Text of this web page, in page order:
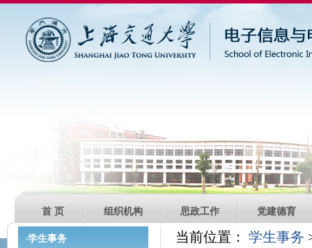
首 页 组织机构 思政工作 党建德育
·学生事务 当前位置：学生事务